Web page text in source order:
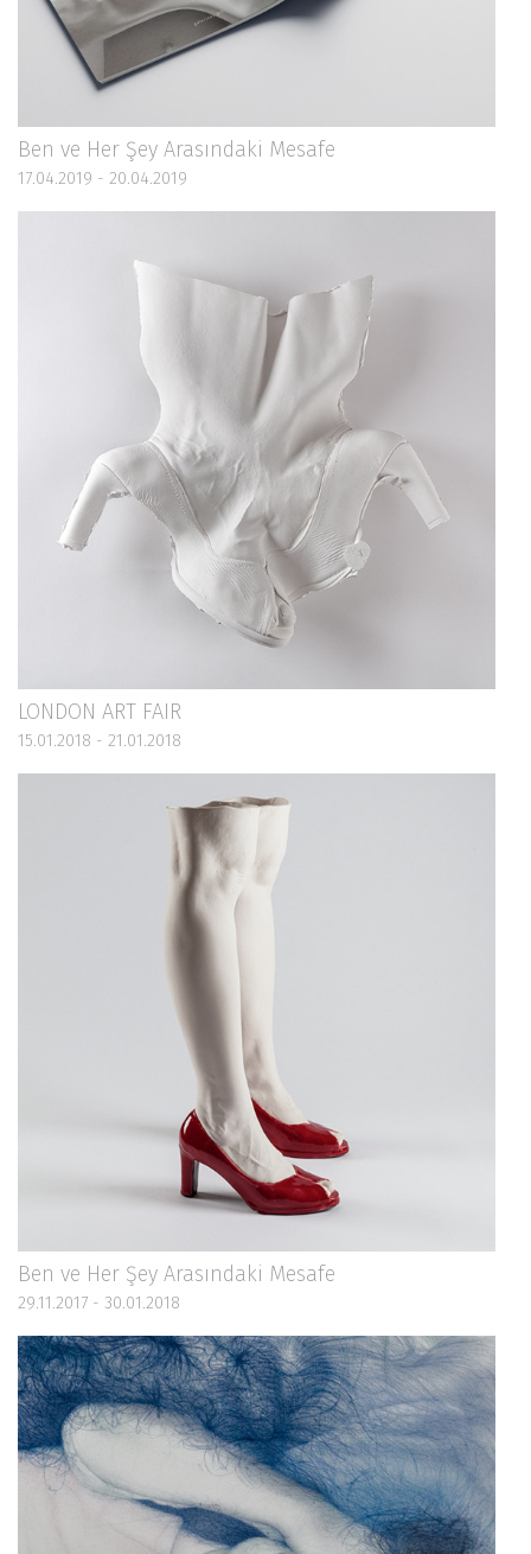
Ben ve Her Şey Arasındaki Mesafe
17.04.2019 - 20.04.2019
LONDON ART FAIR
15.01.2018 - 21.01.2018
Ben ve Her Şey Arasındaki Mesafe
29.11.2017 - 30.01.2018